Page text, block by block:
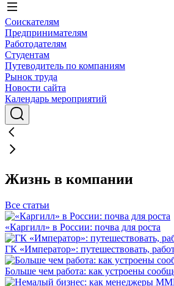
Соискателям
Предпринимателям
Работодателям
Студентам
Путеводитель по компаниям
Рынок труда
Новости сайта
Календарь мероприятий
Жизнь в компании
Все статьи
«Каргилл» в России: почва для роста
ГК «Император»: путешествовать,
Больше чем работа: как устроены